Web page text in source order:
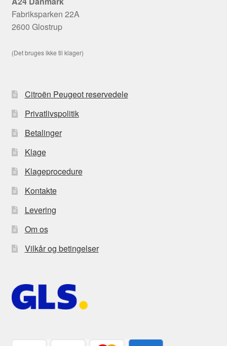
Fabriksparken 22A
2600 Glostrup
(Det bruges ikke til klager)
Citroën Peugeot reservedele
Privatlivspolitik
Betalinger
Klage
Klageprocedure
Kontakte
Levering
Om os
Vilkår og betingelser